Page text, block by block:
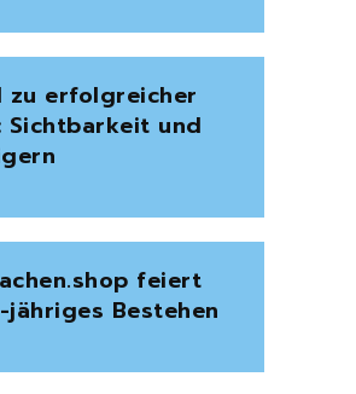
zu erfolgreicher
Sichtbarkeit und
feiert
Bestehen